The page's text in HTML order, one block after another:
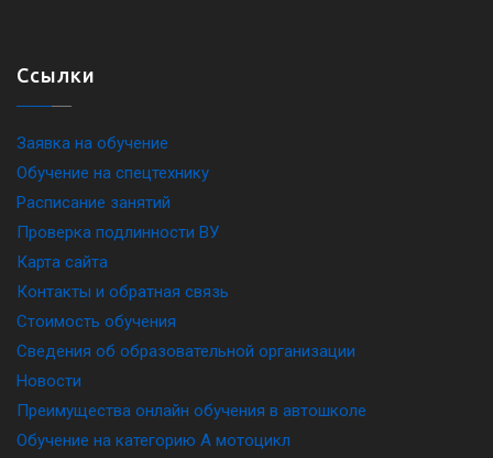
Ссылки
Заявка на обучение
Обучение на спецтехнику
Расписание занятий
Проверка подлинности ВУ
Карта сайта
Контакты и обратная связь
Стоимость обучения
Сведения об образовательной организации
Новости
Преимущества онлайн обучения в автошколе
Обучение на категорию A мотоцикл